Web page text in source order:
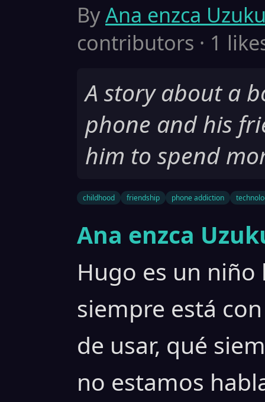
ByAna enzca
contributors · 1
A story about a
phone and his
him to spend
childhood friendship phone addiction
Ana enzca
Hugo es un niño
siempre está
de usar, qué
no estamos